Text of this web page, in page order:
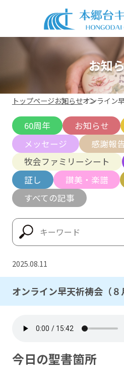
お知
トップページお知らせオンライン
60周年 お知らせ
メッセージ
感謝報
牧会ファミリーシート
証し
讃美・楽譜
すべての記事
2025.08.11
オンライン早天祈祷会（８
今日の聖書箇所